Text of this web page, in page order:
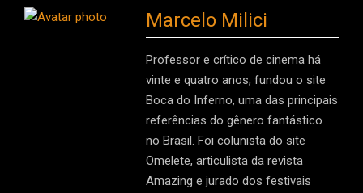
Marcelo Milici
Professor e crítico de cinema há
vinte e quatro anos, fundou o site
Boca do Inferno, uma das principais
referências do gênero fantástico
no Brasil. Foi colunista do site
Omelete, articulista da revista
Amazing e jurado dos festivais